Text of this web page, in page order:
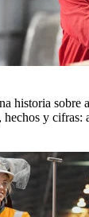
historia
hechos y cifras: